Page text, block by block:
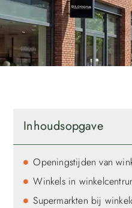
Inhoudsopgave
Winkels in